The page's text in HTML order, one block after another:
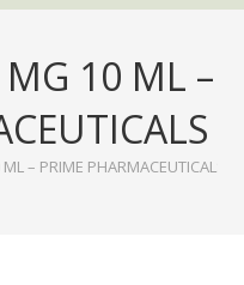
10 ML –
– PRIME PHARMACEUTICALS